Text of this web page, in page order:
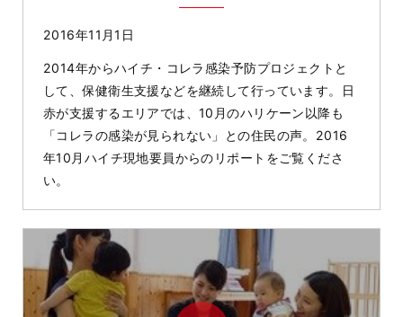
2016年11月1日
2014年からハイチ・コレラ感染予防プロジェクトと
して、保健衛生支援などを継続して行っています。日
赤が支援するエリアでは、10月のハリケーン以降も
「コレラの感染が見られない」との住民の声。2016
年10月ハイチ現地要員からのリポートをご覧くださ
い。